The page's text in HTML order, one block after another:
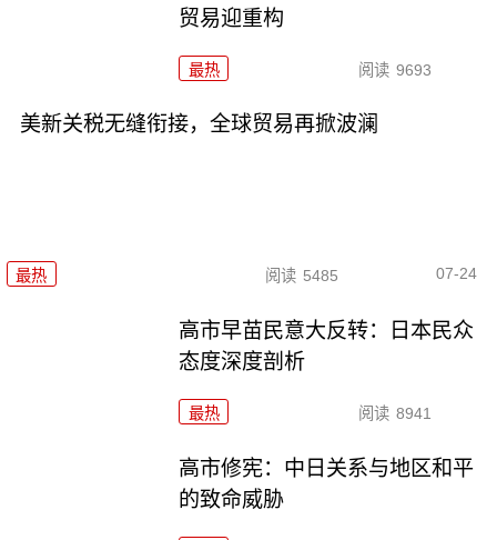
贸易迎重构
最热 阅读 9693
美新关税无缝衔接，全球贸易再掀波澜
最热 阅读 5485 07-24
高市早苗民意大反转：日本民众
态度深度剖析
最热 阅读 8941
高市修宪：中日关系与地区和平
的致命威胁